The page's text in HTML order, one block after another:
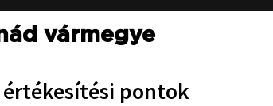
vármegye
értékesítési pontok